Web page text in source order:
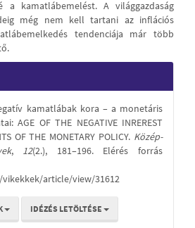
a kamatlábemelést. A világgazdaság
még nem kell tartani az inflációs
tendenciája már több
kamatlábak kora – a monetáris
AGE OF THE NEGATIVE INREREST
OF THE MONETARY POLICY. Közép-
, 12(2.), 181–196. Elérés forrás
article/view/31612
IDÉZÉS LETÖLTÉSE